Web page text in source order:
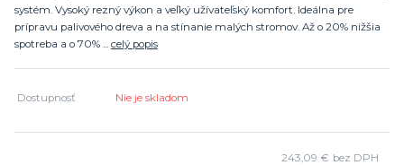
systém. Vysoký rezný výkon a veľký užívateľský komfort. Ideálna pre
prípravu palivového dreva a na stínanie malých stromov. Až o 20% nižšia
spotreba a o 70% ... celý popis
Dostupnosť Nie je skladom
243,09 € bez DPH